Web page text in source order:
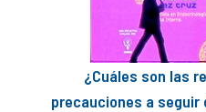
¿Cuáles son las
precauciones a